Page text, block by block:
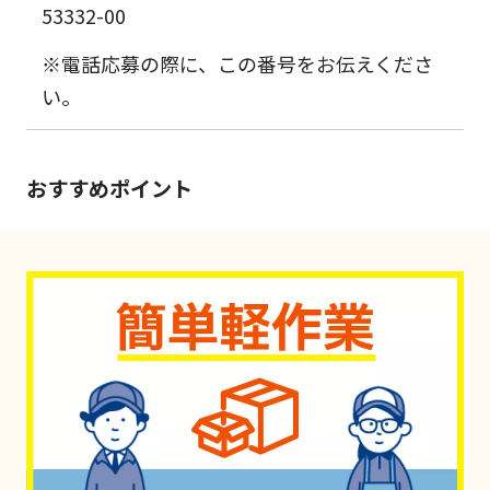
53332-00
※電話応募の際に、この番号をお伝えくださ
い。
おすすめポイント